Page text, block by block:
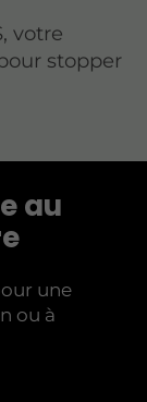
votre
stopper
au
une
ou à